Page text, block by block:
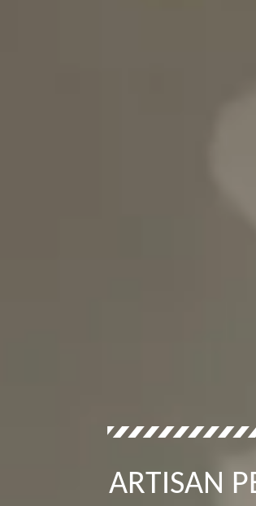
ARTISAN